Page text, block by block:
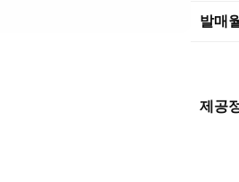
발매월
제공